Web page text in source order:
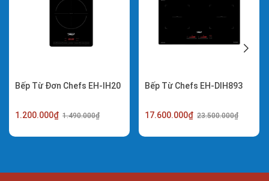
Bếp Từ Đơn Chefs EH-IH20
1.200.000₫ 1.490.000₫
Bếp Từ Chefs EH-DIH893
17.600.000₫ 23.500.000₫